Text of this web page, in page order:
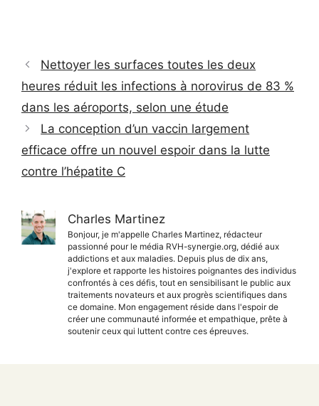
Nettoyer les surfaces toutes les deux
heures réduit les infections à norovirus de 83 %
dans les aéroports, selon une étude
La conception d’un vaccin largement
efficace offre un nouvel espoir dans la lutte
contre l’hépatite C
Charles Martinez
Bonjour, je m'appelle Charles Martinez, rédacteur
passionné pour le média RVH-synergie.org, dédié aux
addictions et aux maladies. Depuis plus de dix ans,
j'explore et rapporte les histoires poignantes des individus
confrontés à ces défis, tout en sensibilisant le public aux
traitements novateurs et aux progrès scientifiques dans
ce domaine. Mon engagement réside dans l'espoir de
créer une communauté informée et empathique, prête à
soutenir ceux qui luttent contre ces épreuves.